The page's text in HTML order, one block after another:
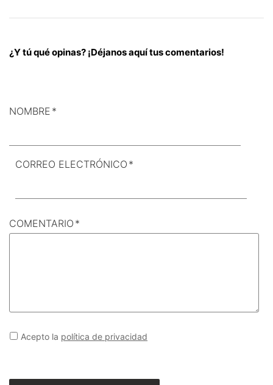
¿Y tú qué opinas? ¡Déjanos aquí tus comentarios!
NOMBRE *
CORREO ELECTRÓNICO *
COMENTARIO *
Acepto la política de privacidad